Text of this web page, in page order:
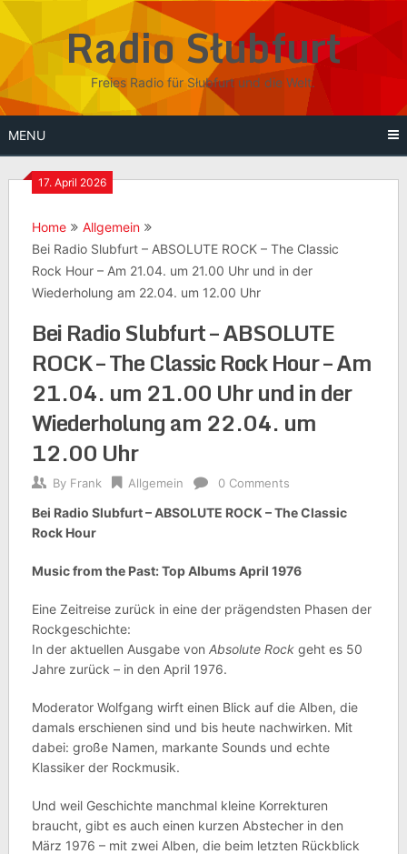
Skip
to
content
Radio Słubfurt
Freies Radio für Słubfurt und die Welt.
MENU
17. April 2026
Home
Allgemein
Bei Radio Slubfurt – ABSOLUTE ROCK – The Classic
Rock Hour – Am 21.04. um 21.00 Uhr und in der
Wiederholung am 22.04. um 12.00 Uhr
Bei Radio Slubfurt – ABSOLUTE
ROCK – The Classic Rock Hour – Am
21.04. um 21.00 Uhr und in der
Wiederholung am 22.04. um
12.00 Uhr
By Frank Allgemein 0 Comments
Bei Radio Slubfurt – ABSOLUTE ROCK – The Classic
Rock Hour
Music from the Past: Top Albums April 1976
Eine Zeitreise zurück in eine der prägendsten Phasen der
Rockgeschichte:
In der aktuellen Ausgabe von Absolute Rockgeht es 50
Jahre zurück – in den April 1976.
Moderator Wolfgang wirft einen Blick auf die Alben, die
damals erschienen sind und bis heute nachwirken. Mit
dabei: große Namen, markante Sounds und echte
Klassiker der Rockmusik.
Und weil Geschichte manchmal kleine Korrekturen
braucht, gibt es auch einen kurzen Abstecher in den
März 1976 – mit zwei Alben, die beim letzten Rückblick